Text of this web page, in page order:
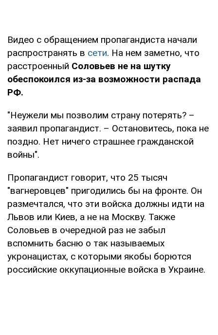
Видео с обращением пропагандиста начали
распространять в сети. На нем заметно, что
расстроенный Соловьев не на шутку
обеспокоился из-за возможности распада
РФ.
"Неужели мы позволим страну потерять? –
заявил пропагандист. – Остановитесь, пока не
поздно. Нет ничего страшнее гражданской
войны".
Пропагандист говорит, что 25 тысяч
"вагнеровцев" пригодились бы на фронте. Он
размечтался, что эти войска должны идти на
Львов или Киев, а не на Москву. Также
Соловьев в очередной раз не забыл
вспомнить басню о так называемых
укронацистах, с которыми якобы борются
российские оккупационные войска в Украине.